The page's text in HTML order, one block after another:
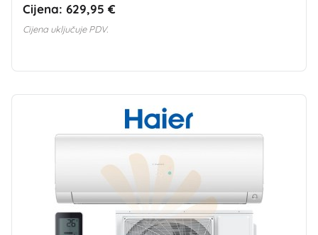
Cijena: 629,95 €
Cijena uključuje PDV.